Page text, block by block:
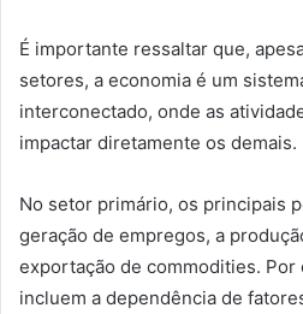
É importante ressaltar que,
setores, a economia é um
interconectado, onde as
impactar diretamente os demais.
No setor primário, os principais
geração de empregos, a
exportação de commodities. Por
incluem a dependência de